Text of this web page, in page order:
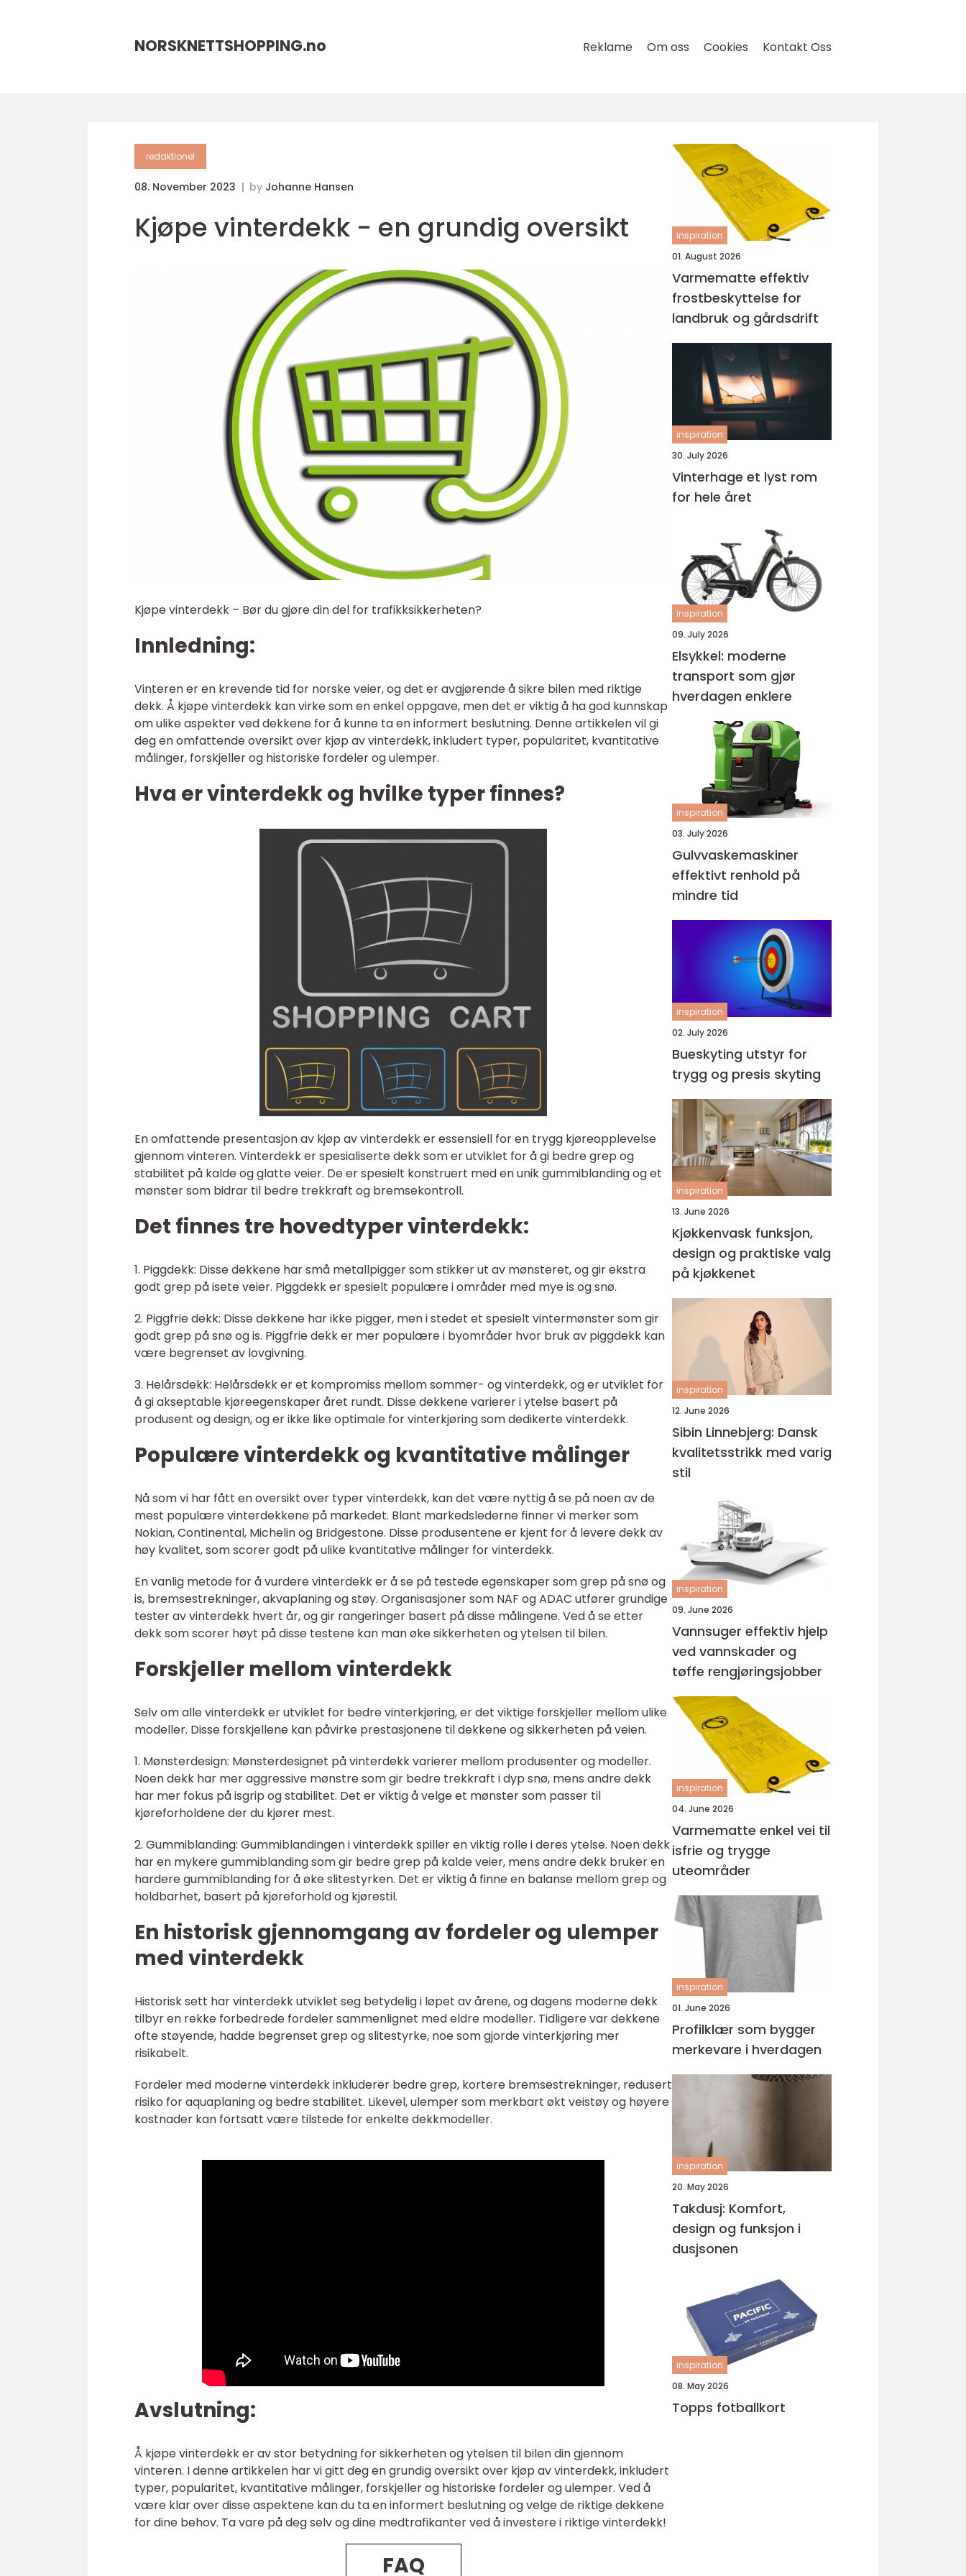
NORSKNETTSHOPPING.no Reklame Om oss Cookies Kontakt Oss
redaktionel
08. November 2023 by Johanne Hansen
Kjøpe vinterdekk - en grundig oversikt
Kjøpe vinterdekk – Bør du gjøre din del for trafikksikkerheten?
Innledning:
Vinteren er en krevende tid for norske veier, og det er avgjørende å sikre bilen med riktige
dekk. Å kjøpe vinterdekk kan virke som en enkel oppgave, men det er viktig å ha god kunnskap
om ulike aspekter ved dekkene for å kunne ta en informert beslutning. Denne artikkelen vil gi
deg en omfattende oversikt over kjøp av vinterdekk, inkludert typer, popularitet, kvantitative
målinger, forskjeller og historiske fordeler og ulemper.
Hva er vinterdekk og hvilke typer finnes?
En omfattende presentasjon av kjøp av vinterdekk er essensiell for en trygg kjøreopplevelse
gjennom vinteren. Vinterdekk er spesialiserte dekk som er utviklet for å gi bedre grep og
stabilitet på kalde og glatte veier. De er spesielt konstruert med en unik gummiblanding og et
mønster som bidrar til bedre trekkraft og bremsekontroll.
Det finnes tre hovedtyper vinterdekk:
1. Piggdekk: Disse dekkene har små metallpigger som stikker ut av mønsteret, og gir ekstra
godt grep på isete veier. Piggdekk er spesielt populære i områder med mye is og snø.
2. Piggfrie dekk: Disse dekkene har ikke pigger, men i stedet et spesielt vintermønster som gir
godt grep på snø og is. Piggfrie dekk er mer populære i byområder hvor bruk av piggdekk kan
være begrenset av lovgivning.
3. Helårsdekk: Helårsdekk er et kompromiss mellom sommer- og vinterdekk, og er utviklet for
å gi akseptable kjøreegenskaper året rundt. Disse dekkene varierer i ytelse basert på
produsent og design, og er ikke like optimale for vinterkjøring som dedikerte vinterdekk.
Populære vinterdekk og kvantitative målinger
Nå som vi har fått en oversikt over typer vinterdekk, kan det være nyttig å se på noen av de
mest populære vinterdekkene på markedet. Blant markedslederne finner vi merker som
Nokian, Continental, Michelin og Bridgestone. Disse produsentene er kjent for å levere dekk av
høy kvalitet, som scorer godt på ulike kvantitative målinger for vinterdekk.
En vanlig metode for å vurdere vinterdekk er å se på testede egenskaper som grep på snø og
is, bremsestrekninger, akvaplaning og støy. Organisasjoner som NAF og ADAC utfører grundige
tester av vinterdekk hvert år, og gir rangeringer basert på disse målingene. Ved å se etter
dekk som scorer høyt på disse testene kan man øke sikkerheten og ytelsen til bilen.
Forskjeller mellom vinterdekk
Selv om alle vinterdekk er utviklet for bedre vinterkjøring, er det viktige forskjeller mellom ulike
modeller. Disse forskjellene kan påvirke prestasjonene til dekkene og sikkerheten på veien.
1. Mønsterdesign: Mønsterdesignet på vinterdekk varierer mellom produsenter og modeller.
Noen dekk har mer aggressive mønstre som gir bedre trekkraft i dyp snø, mens andre dekk
har mer fokus på isgrip og stabilitet. Det er viktig å velge et mønster som passer til
kjøreforholdene der du kjører mest.
2. Gummiblanding: Gummiblandingen i vinterdekk spiller en viktig rolle i deres ytelse. Noen dekk
har en mykere gummiblanding som gir bedre grep på kalde veier, mens andre dekk bruker en
hardere gummiblanding for å øke slitestyrken. Det er viktig å finne en balanse mellom grep og
holdbarhet, basert på kjøreforhold og kjørestil.
En historisk gjennomgang av fordeler og ulemper
med vinterdekk
Historisk sett har vinterdekk utviklet seg betydelig i løpet av årene, og dagens moderne dekk
tilbyr en rekke forbedrede fordeler sammenlignet med eldre modeller. Tidligere var dekkene
ofte støyende, hadde begrenset grep og slitestyrke, noe som gjorde vinterkjøring mer
risikabelt.
Fordeler med moderne vinterdekk inkluderer bedre grep, kortere bremsestrekninger, redusert
risiko for aquaplaning og bedre stabilitet. Likevel, ulemper som merkbart økt veistøy og høyere
kostnader kan fortsatt være tilstede for enkelte dekkmodeller.
Avslutning:
Å kjøpe vinterdekk er av stor betydning for sikkerheten og ytelsen til bilen din gjennom
vinteren. I denne artikkelen har vi gitt deg en grundig oversikt over kjøp av vinterdekk, inkludert
typer, popularitet, kvantitative målinger, forskjeller og historiske fordeler og ulemper. Ved å
være klar over disse aspektene kan du ta en informert beslutning og velge de riktige dekkene
for dine behov. Ta vare på deg selv og dine medtrafikanter ved å investere i riktige vinterdekk!
FAQ
inspiration
01. August 2026
Varmematte effektiv
frostbeskyttelse for
landbruk og gårdsdrift
inspiration
30. July 2026
Vinterhage et lyst rom
for hele året
inspiration
09. July 2026
Elsykkel: moderne
transport som gjør
hverdagen enklere
inspiration
03. July 2026
Gulvvaskemaskiner
effektivt renhold på
mindre tid
inspiration
02. July 2026
Bueskyting utstyr for
trygg og presis skyting
inspiration
13. June 2026
Kjøkkenvask funksjon,
design og praktiske valg
på kjøkkenet
inspiration
12. June 2026
Sibin Linnebjerg: Dansk
kvalitetsstrikk med varig
stil
inspiration
09. June 2026
Vannsuger effektiv hjelp
ved vannskader og
tøffe rengjøringsjobber
inspiration
04. June 2026
Varmematte enkel vei til
isfrie og trygge
uteområder
inspiration
01. June 2026
Profilklær som bygger
merkevare i hverdagen
inspiration
20. May 2026
Takdusj: Komfort,
design og funksjon i
dusjsonen
inspiration
08. May 2026
Topps fotballkort